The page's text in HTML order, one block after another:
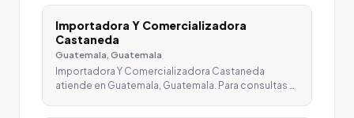
Importadora Y Comercializadora
Castaneda
Guatemala, Guatemala
Importadora Y Comercializadora Castaneda
atiende en Guatemala, Guatemala. Para consultas …